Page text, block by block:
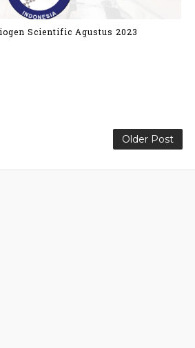
Scientific Agustus 2023
Older Post